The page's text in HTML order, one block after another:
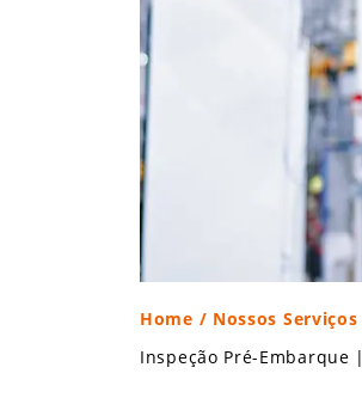
Home / Nossos Serviços
Inspeção Pré-Embarque |